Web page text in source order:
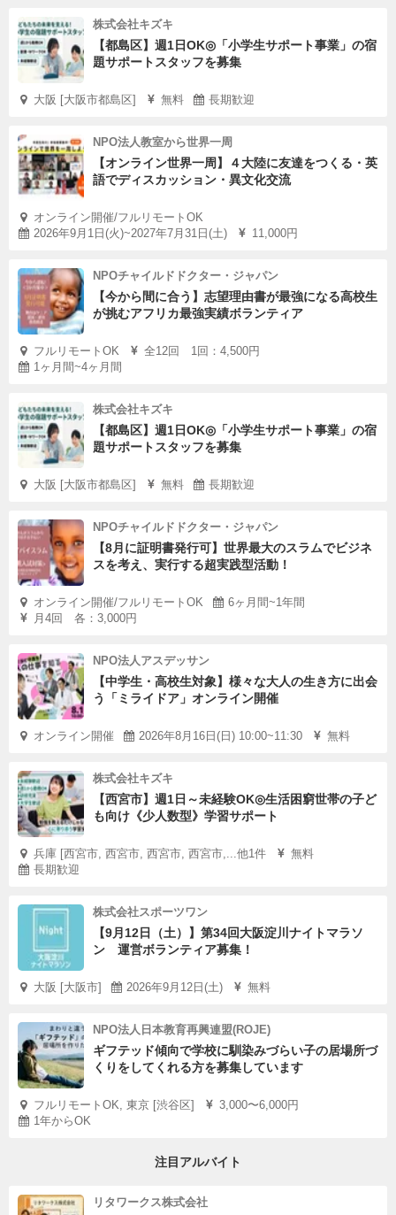
株式会社キズキ
【都島区】週1日OK◎「小学生サポート事業」の宿
題サポートスタッフを募集
大阪 [大阪市都島区] 無料 長期歓迎
NPO法人教室から世界一周
【オンライン世界一周】４大陸に友達をつくる・英
語でディスカッション・異文化交流
オンライン開催/フルリモートOK
2026年9月1日(火)~2027年7月31日(土)
11,000円
NPOチャイルドドクター・ジャパン
【今から間に合う】志望理由書が最強になる高校生
が挑むアフリカ最強実績ボランティア
フルリモートOK
全12回 1回：4,500円
1ヶ月間~4ヶ月間
株式会社キズキ
【都島区】週1日OK◎「小学生サポート事業」の宿
題サポートスタッフを募集
大阪 [大阪市都島区] 無料 長期歓迎
NPOチャイルドドクター・ジャパン
【8月に証明書発行可】世界最大のスラムでビジネ
スを考え、実行する超実践型活動！
オンライン開催/フルリモートOK
6ヶ月間~1年間
月4回 各：3,000円
NPO法人アスデッサン
【中学生・高校生対象】様々な大人の生き方に出会
う「ミライドア」オンライン開催
オンライン開催 2026年8月16日(日) 10:00~11:30 無料
株式会社キズキ
【西宮市】週1日～未経験OK◎生活困窮世帯の子ど
も向け《少人数型》学習サポート
兵庫 [西宮市, 西宮市, 西宮市, 西宮市,...他1件
無料
長期歓迎
株式会社スポーツワン
【9月12日（土）】第34回大阪淀川ナイトマラソ
ン 運営ボランティア募集！
大阪 [大阪市] 2026年9月12日(土) 無料
NPO法人日本教育再興連盟(ROJE)
ギフテッド傾向で学校に馴染みづらい子の居場所づ
くりをしてくれる方を募集しています
フルリモートOK, 東京 [渋谷区]
3,000〜6,000円
1年からOK
注目アルバイト
リタワークス株式会社